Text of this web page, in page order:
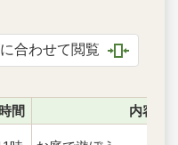
合わせて閲覧
間
内容